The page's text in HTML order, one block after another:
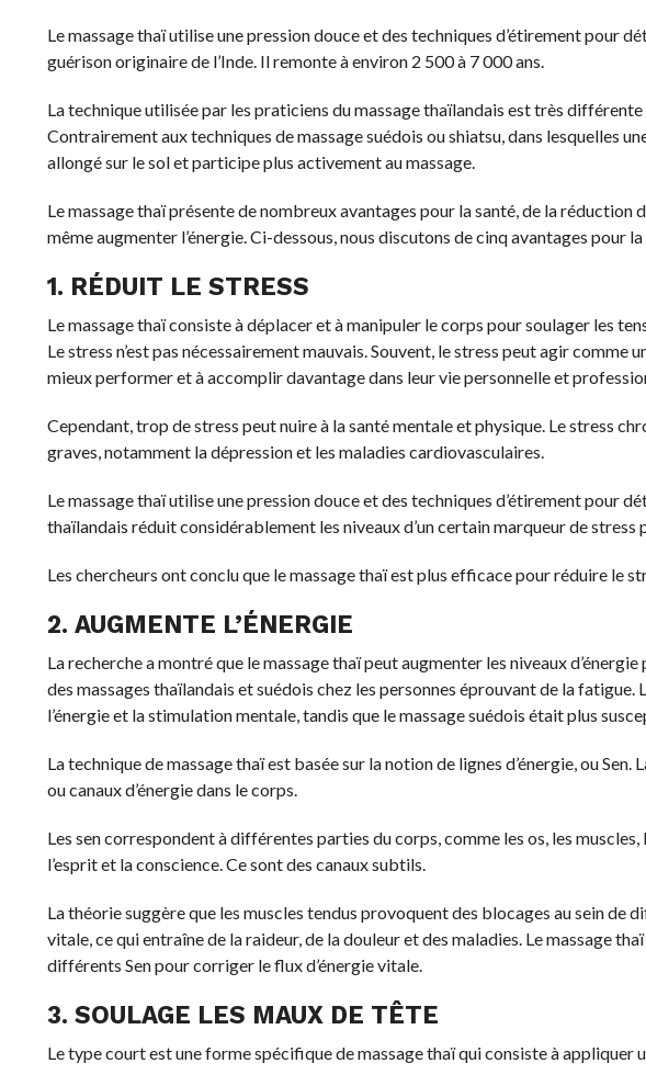
Le massage thaï utilise une pression douce et des techniques d’étirement pour
guérison originaire de l’Inde. Il remonte à environ 2 500 à 7 000 ans.
La technique utilisée par les praticiens du massage thaïlandais est très
Contrairement aux techniques de massage suédois ou shiatsu, dans lesquelles
allongé sur le sol et participe plus activement au massage.
Le massage thaï présente de nombreux avantages pour la santé, de la
même augmenter l’énergie. Ci-dessous, nous discutons de cinq avantages pour
1. RÉDUIT LE STRESS
Le massage thaï consiste à déplacer et à manipuler le corps pour soulager les
Le stress n’est pas nécessairement mauvais. Souvent, le stress peut agir
mieux performer et à accomplir davantage dans leur vie personnelle et
Cependant, trop de stress peut nuire à la santé mentale et physique. Le stress
graves, notamment la dépression et les maladies cardiovasculaires.
Le massage thaï utilise une pression douce et des techniques d’étirement pour
thaïlandais réduit considérablement les niveaux d’un certain marqueur de stress
Les chercheurs ont conclu que le massage thaï est plus efficace pour réduire le
2. AUGMENTE L’ÉNERGIE
La recherche a montré que le massage thaï peut augmenter les niveaux
des massages thaïlandais et suédois chez les personnes éprouvant de la
l’énergie et la stimulation mentale, tandis que le massage suédois était plus
La technique de massage thaï est basée sur la notion de lignes d’énergie, ou
ou canaux d’énergie dans le corps.
Les sen correspondent à différentes parties du corps, comme les os, les
l’esprit et la conscience. Ce sont des canaux subtils.
La théorie suggère que les muscles tendus provoquent des blocages au sein de
vitale, ce qui entraîne de la raideur, de la douleur et des maladies. Le massage
différents Sen pour corriger le flux d’énergie vitale.
3. SOULAGE LES MAUX DE TÊTE
Le type court est une forme spécifique de massage thaï qui consiste à appliquer